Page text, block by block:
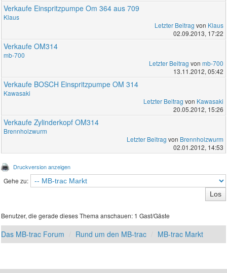
Verkaufe Einspritzpumpe Om 364 aus 709
Klaus
Letzter Beitrag von Klaus
02.09.2013, 17:22
Verkaufe OM314
mb-700
Letzter Beitrag von mb-700
13.11.2012, 05:42
Verkaufe BOSCH Einspritzpumpe OM 314
Kawasaki
Letzter Beitrag von Kawasaki
20.05.2012, 15:26
Verkaufe Zylinderkopf OM314
Brennholzwurm
Letzter Beitrag von Brennholzwurm
02.01.2012, 14:53
Druckversion anzeigen
Gehe zu:
Benutzer, die gerade dieses Thema anschauen: 1 Gast/Gäste
Das MB-trac Forum Rund um den MB-trac MB-trac Markt